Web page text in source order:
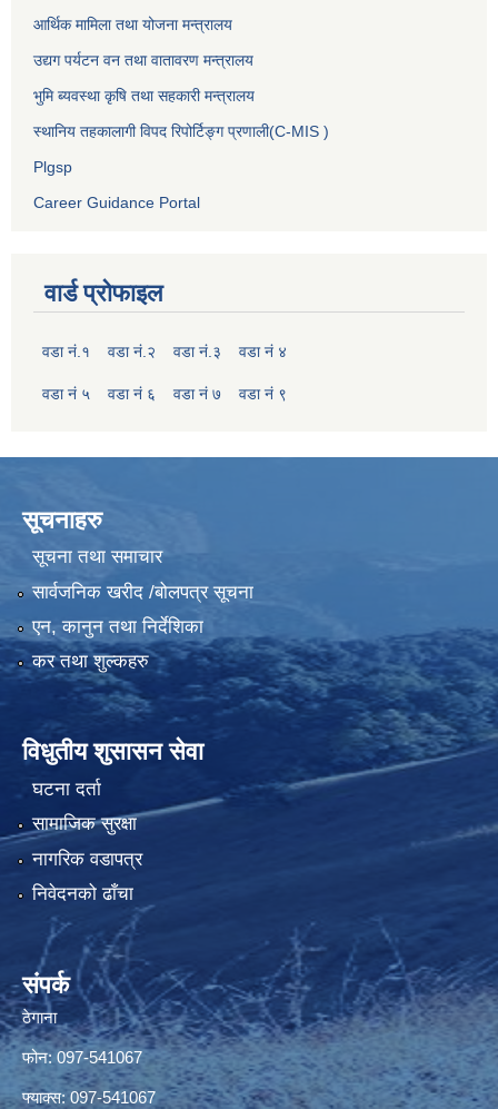
आर्थिक मामिला तथा योजना मन्त्रालय
उद्यग पर्यटन वन तथा वातावरण मन्त्रालय
भुमि ब्यवस्था कृषि तथा सहकारी मन्त्रालय
स्थानिय तहकालागी विपद रिपोर्टिङ्ग प्रणाली(C-MIS )
Plgsp
Career Guidance Portal
वार्ड प्रोफाइल
वडा नं.१ वडा नं.२ वडा नं.३ वडा नं ४
वडा नं ५ वडा नं ६ वडा नं ७ वडा नं ९
सूचनाहरु
सूचना तथा समाचार
सार्वजनिक खरीद /बोलपत्र सूचना
एन, कानुन तथा निर्देशिका
कर तथा शुल्कहरु
विधुतीय शुसासन सेवा
घटना दर्ता
सामाजिक सुरक्षा
नागरिक वडापत्र
निवेदनको ढाँचा
संपर्क
ठेगाना
फोन: 097-541067
फ्याक्स: 097-541067